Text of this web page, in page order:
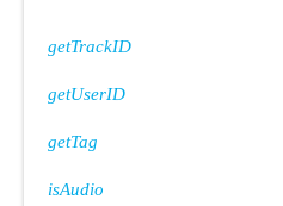
getTrackID
getUserID
getTag
isAudio